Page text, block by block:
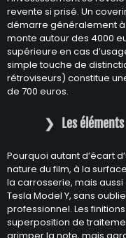
revente si prisé. Un
démarre généralement à
monte autour des 4000
supérieure en cas
simple touche de
rétroviseurs) constitue
de 700 euros.
Les
Pourquoi autant d’écart
nature du film, à la
la carrosserie, mais
Tesla Model Y, sans
professionnel. Les
superposition de